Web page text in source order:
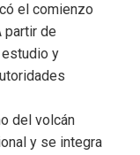
el comienzo
partir de
y
del volcán
y se integra